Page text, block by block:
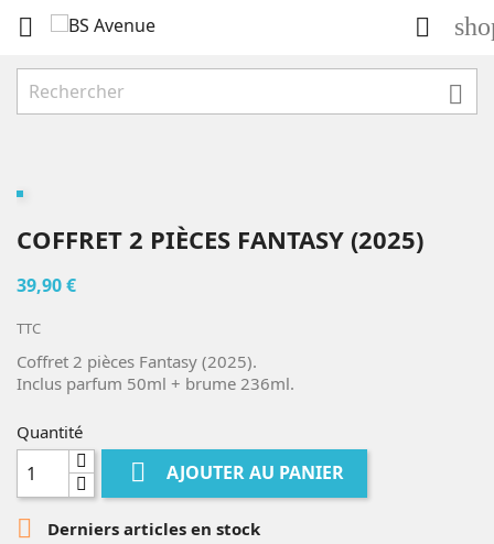
 

COFFRET 2 PIÈCES FANTASY (2025)
39,90 €
TTC
Coffret 2 pièces Fantasy (2025).
Inclus parfum 50ml + brume 236ml.
Quantité
 AJOUTER AU PANIER
 Derniers articles en stock